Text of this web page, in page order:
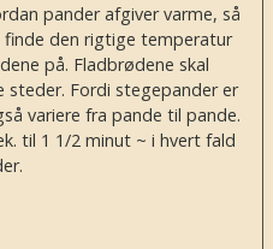
pander afgiver varme, så
den rigtige temperatur
på. Fladbrødene skal
Fordi stegepander er
variere fra pande til pande.
til 1 1/2 minut ~ i hvert fald